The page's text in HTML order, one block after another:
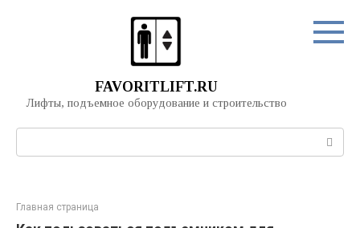
FAVORITLIFT.RU
Лифты, подъемное оборудование и строительство
Главная страница